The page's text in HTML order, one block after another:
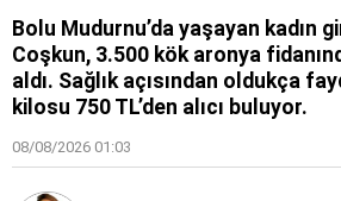
Bolu Mudurnu’da yaşayan kadın
Coşkun, 3.500 kök aronya
aldı. Sağlık açısından oldukça
kilosu 750 TL’den alıcı buluyor.
08/08/2026 01:03